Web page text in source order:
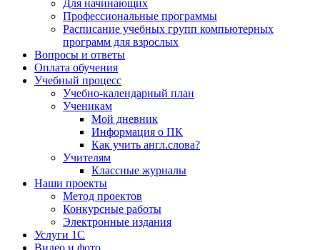
Для начинающих
Профессиональные программы
Расписание учебных групп компьютерных
программ для взрослых
Вопросы и ответы
Оплата обучения
Учебный процесс
Учебно-календарный план
Ученикам
Мой дневник
Информация о ПК
Как учить англ.слова?
Учителям
Классные журналы
Наши проекты
Метод проектов
Конкурсные работы
Электронные издания
Услуги 1C
Видео и фото